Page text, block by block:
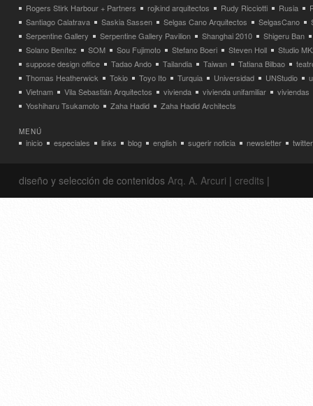
Rogers Stirk Harbour + Partners
rojkind arquitectos Rudy Ricciotti Rusia
Santiago Calatrava
Saskia Sassen Selgas Cano Arquitectos SelgasCano
Serpentine Gallery
Serpentine Gallery Pavilion Shanghai 2010
Shigeru Ban
Solano Benítez
SOM Sou Fujimoto Stefano Boeri Steven Holl
Studio
suppose design office
Tadao Ando Tailandia Taiwan Tatiana Bilbao
Thomas Heatherwick
Tokio Toyo Ito Turquia Universidad UNStudio
Vietnam
Vila Sebastián Arquitectos vivienda vivienda unifamiliar
viviendas
Yoshiharu Tsukamoto
Zaha Hadid Zaha Hadid Architects
MENÚ
inicio especiales links blog english sugerir noticia newsletter twitter
diseño y selección de contenidos Arq. A. Arcuri | credits |